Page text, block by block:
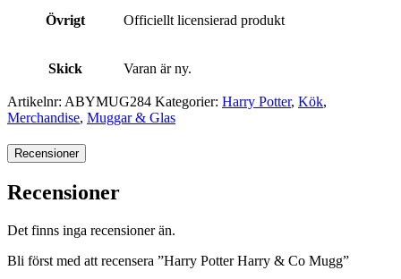
Övrigt Officiellt licensierad produkt
Skick Varan är ny.
Artikelnr: ABYMUG284 Kategorier: Harry Potter, Kök,
Merchandise, Muggar & Glas
Recensioner
Recensioner
Det finns inga recensioner än.
Bli först med att recensera ”Harry Potter Harry & Co Mugg”